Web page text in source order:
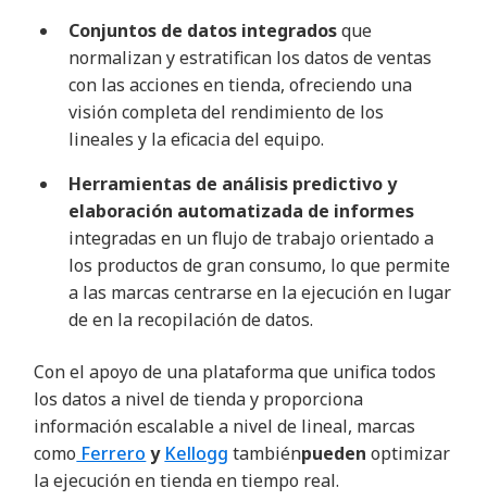
Conjuntos de datos integradosque
normalizan y estratifican los datos de ventas
con las acciones en tienda, ofreciendo una
visión completa del rendimiento de los
lineales y la eficacia del equipo.
Herramientas de análisis predictivo y
elaboración automatizada de informes
integradas en un flujo de trabajo orientado a
los productos de gran consumo, lo que permite
a las marcas centrarse en la ejecución en lugar
de en la recopilación de datos.
Con el apoyo de una plataforma que unifica todos
los datos a nivel de tienda y proporciona
información escalable a nivel de lineal, marcas
como Ferrero y Kellogg tambiénpuedenoptimizar
la ejecución en tienda en tiempo real.